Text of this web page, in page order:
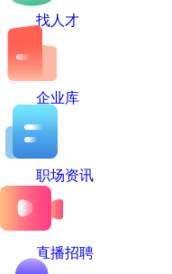
找人才
企业库
职场资讯
直播招聘